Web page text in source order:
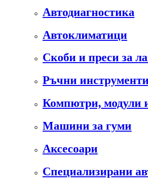
Автодиагностика
Автоклиматици
Скоби и преси за
Ръчни
Компютри, модули
Машини за гуми
Аксесоари
Специализирани